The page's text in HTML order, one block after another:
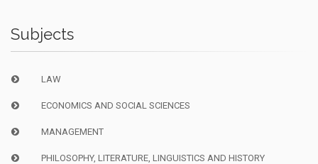
Subjects
LAW
ECONOMICS AND SOCIAL SCIENCES
MANAGEMENT
PHILOSOPHY, LITERATURE, LINGUISTICS AND HISTORY